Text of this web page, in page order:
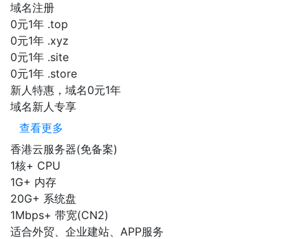
域名注册
0元1年 .top
0元1年 .xyz
0元1年 .site
0元1年 .store
新人特惠，域名0元1年
域名新人专享
查看更多
香港云服务器(免备案)
1核+ CPU
1G+ 内存
20G+ 系统盘
1Mbps+ 带宽(CN2)
适合外贸、企业建站、APP服务